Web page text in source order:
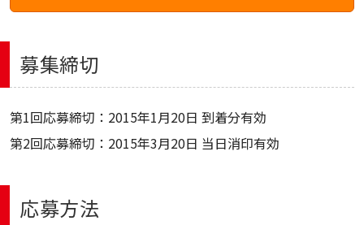
募集締切
第1回応募締切：2015年1月20日 到着分有効
第2回応募締切：2015年3月20日 当日消印有効
応募方法